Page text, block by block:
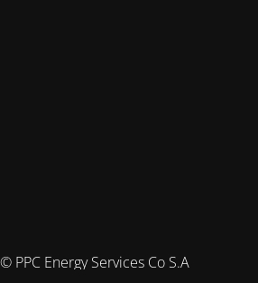
© PPC Energy Services Co S.A